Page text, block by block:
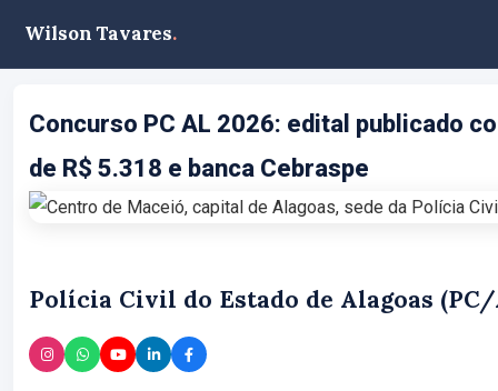
Wilson Tavares.
Concurso PC AL 2026: edital publicado
de R$ 5.318 e banca Cebraspe
Polícia Civil do Estado de Alagoas